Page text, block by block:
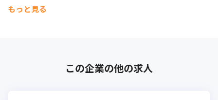
もっと見る
この企業の他の求人